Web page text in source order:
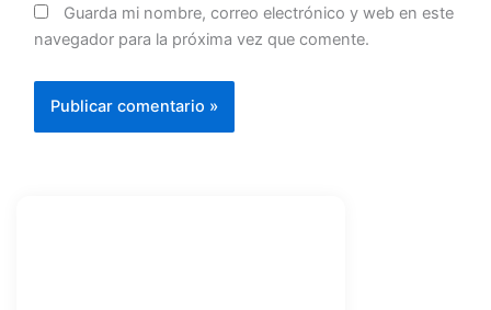
Guarda mi nombre, correo electrónico y web en este
navegador para la próxima vez que comente.